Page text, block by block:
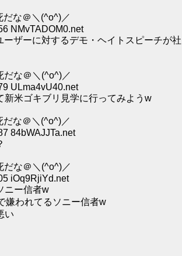
だな＠＼(^o^)／
NMvTADOM0.net
ーザーに対するデモ・ヘイトスピーチが社
だな＠＼(^o^)／
ULma4vU40.net
新米ゴキブリ見学に行ってみようw
だな＠＼(^o^)／
84bWAJJTa.net
だな＠＼(^o^)／
iOq9RjiYd.net
ニー信者w
嫌われてるソニー信者w
い